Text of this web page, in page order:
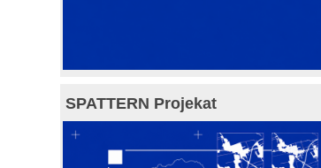
SPATTERN Projekat